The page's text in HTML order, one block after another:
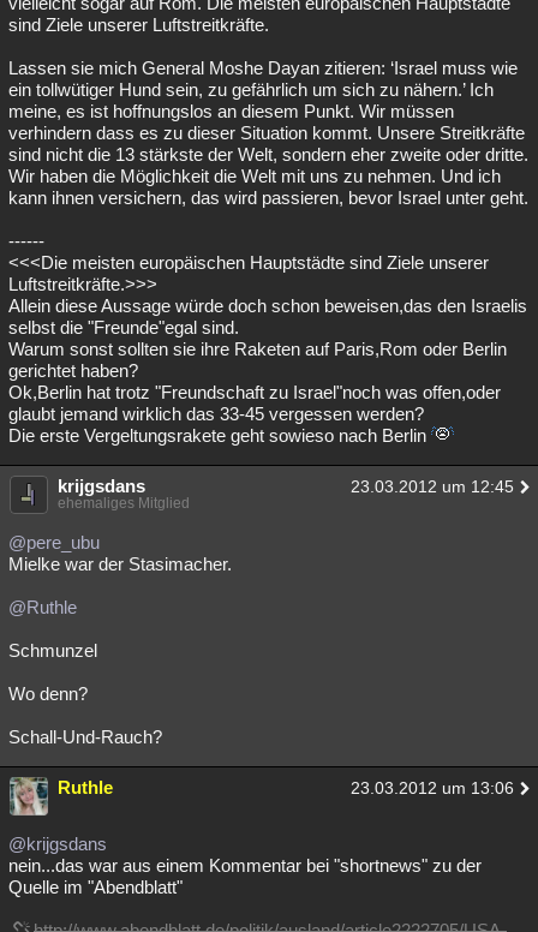
sind Ziele unserer Luftstreitkräfte.
Lassen sie mich General Moshe Dayan zitieren: ‘Israel muss wie
ein tollwütiger Hund sein, zu gefährlich um sich zu nähern.’ Ich
meine, es ist hoffnungslos an diesem Punkt. Wir müssen
verhindern dass es zu dieser Situation kommt. Unsere Streitkräfte
sind nicht die 13 stärkste der Welt, sondern eher zweite oder dritte.
Wir haben die Möglichkeit die Welt mit uns zu nehmen. Und ich
kann ihnen versichern, das wird passieren, bevor Israel unter geht.
------
<<<Die meisten europäischen Hauptstädte sind Ziele unserer
Luftstreitkräfte.>>>
Allein diese Aussage würde doch schon beweisen,das den Israelis
selbst die "Freunde"egal sind.
Warum sonst sollten sie ihre Raketen auf Paris,Rom oder Berlin
gerichtet haben?
Ok,Berlin hat trotz "Freundschaft zu Israel"noch was offen,oder
glaubt jemand wirklich das 33-45 vergessen werden?
Die erste Vergeltungsrakete geht sowieso nach Berlin
krijgsdans 23.03.2012 um 12:45
ehemaliges Mitglied
@pere_ubu
Mielke war der Stasimacher.
@Ruthle
Schmunzel
Wo denn?
Schall-Und-Rauch?
Ruthle 23.03.2012 um 13:06
@krijgsdans
nein...das war aus einem Kommentar bei "shortnews" zu der
Quelle im "Abendblatt"